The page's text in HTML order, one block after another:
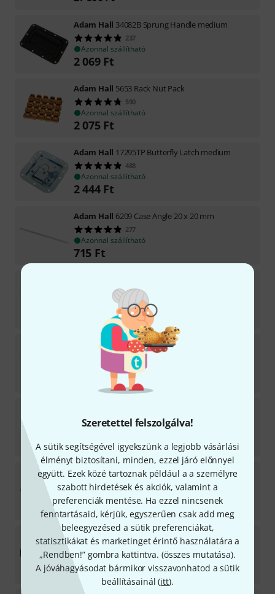
Szeretettel felszolgálva!
A sütik segítségével igyekszünk a legjobb vásárlási
élményt biztosítani, minden, ezzel járó előnnyel
együtt. Ezek közé tartoznak például a a személyre
szabott hirdetések és akciók, valamint a
preferenciák mentése. Ha ezzel nincsenek
fenntartásaid, kérjük, egyszerűen csak add meg
beleegyezésed a sütik preferenciákat,
statisztikákat és marketinget érintő használatára a
„Rendben!” gombra kattintva. (összes mutatása).
A jóváhagyásodat bármikor visszavonhatod a sütik
beállításainál (itt).
Adam Hall 34082B Sprung Handle medium
237
Azonnal szállítható
2 069 Ft
Adam Hall 5653 Rack Nut Pack
590
Azonnal szállítható
2 075 Ft
Adam Hall 17295TP Butterfly Latch medium
488
Azonnal szállítható
2 444 Ft
Adam Hall 6209 Case Angle 20 x 20 mm
277
Azonnal szállítható
715 Ft
36
Azonnal szállítható
Ft
Adam Hall 6162 Rack Strip
363
Azonnal szállítható
Ft
5
2 075Ft
Adam Hall874 E 01 Rack Drawer ERGO
155
Azonnal szállítható
14 690 Ft
Adam Hall 4013 Cabinet Corner
Azonnal szállítható
415Ft